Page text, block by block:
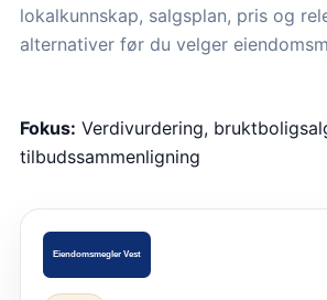
lokalkunnskap, salgsplan, pris og
alternativer før du velger
Fokus: Verdivurdering,
tilbudssammenligning